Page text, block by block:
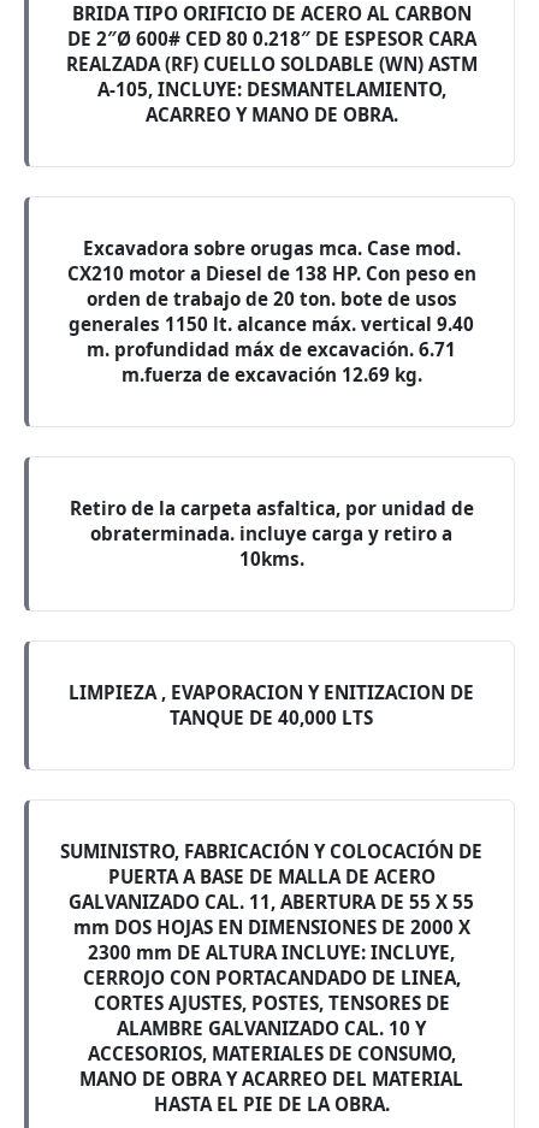
BRIDA TIPO ORIFICIO DE ACERO AL CARBON
DE 2″Ø 600# CED 80 0.218″ DE ESPESOR CARA
REALZADA (RF) CUELLO SOLDABLE (WN) ASTM
A-105, INCLUYE: DESMANTELAMIENTO,
ACARREO Y MANO DE OBRA.
Excavadora sobre orugas mca. Case mod.
CX210 motor a Diesel de 138 HP. Con peso en
orden de trabajo de 20 ton. bote de usos
generales 1150 lt. alcance máx. vertical 9.40
m. profundidad máx de excavación. 6.71
m.fuerza de excavación 12.69 kg.
Retiro de la carpeta asfaltica, por unidad de
obraterminada. incluye carga y retiro a
10kms.
LIMPIEZA , EVAPORACION Y ENITIZACION DE
TANQUE DE 40,000 LTS
SUMINISTRO, FABRICACIÓN Y COLOCACIÓN DE
PUERTA A BASE DE MALLA DE ACERO
GALVANIZADO CAL. 11, ABERTURA DE 55 X 55
mm DOS HOJAS EN DIMENSIONES DE 2000 X
2300 mm DE ALTURA INCLUYE: INCLUYE,
CERROJO CON PORTACANDADO DE LINEA,
CORTES AJUSTES, POSTES, TENSORES DE
ALAMBRE GALVANIZADO CAL. 10 Y
ACCESORIOS, MATERIALES DE CONSUMO,
MANO DE OBRA Y ACARREO DEL MATERIAL
HASTA EL PIE DE LA OBRA.